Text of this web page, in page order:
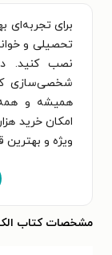
برای تجربه‌ای
تحصیلی و
نصب کنید.
شخصی‌سازی
همیشه و
امکان خرید
ویژه و
مشخصات کتاب